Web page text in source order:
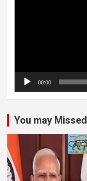
00:00
You may Missed